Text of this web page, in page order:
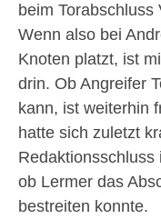
beim
Wenn also bei
Knoten platzt, ist
drin. Ob Angreifer
kann, ist weiterhin
hatte sich zuletzt
Redaktionsschluss
ob Lermer das
bestreiten konnte.